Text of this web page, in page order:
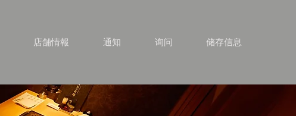
店舗情報 通知 询问 储存信息